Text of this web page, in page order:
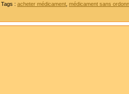
Tags : acheter médicament médicament sans